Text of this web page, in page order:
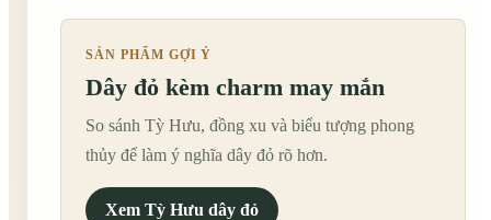
SẢN PHẨM GỢI Ý
Dây đỏ kèm charm may mắn
So sánh Tỳ Hưu, đồng xu và biểu tượng phong
thủy để làm ý nghĩa dây đỏ rõ hơn.
Xem Tỳ Hưu dây đỏ